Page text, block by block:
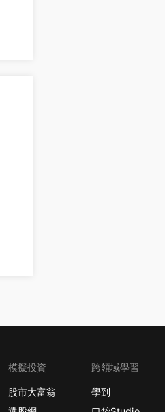
模擬投資
股市大富翁
跨領域學習
學到